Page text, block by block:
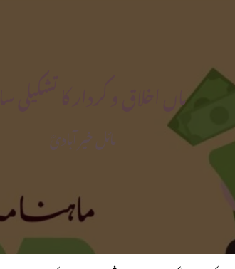
ماں اخلاق و کردار کا تشکیلی سانچہ
مائل خیر آبادیؒ